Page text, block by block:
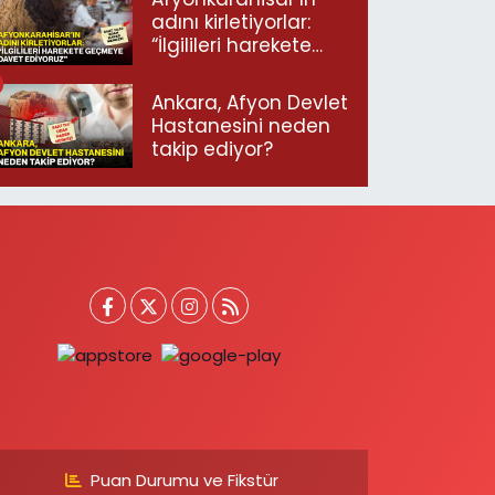
adını kirletiyorlar:
“İlgilileri harekete
ediyoruz”
Ankara, Afyon Devlet
Hastanesini neden
takip ediyor?
Puan Durumu ve Fikstür